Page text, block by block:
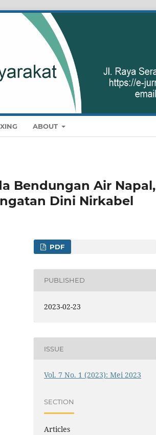
ABOUT
Bendungan Air Napal,
Dini Nirkabel
PDF
PUBLISHED
2023-02-23
ISSUE
Vol. 7 No. 1 (2023): Mei 2023
SECTION
Articles